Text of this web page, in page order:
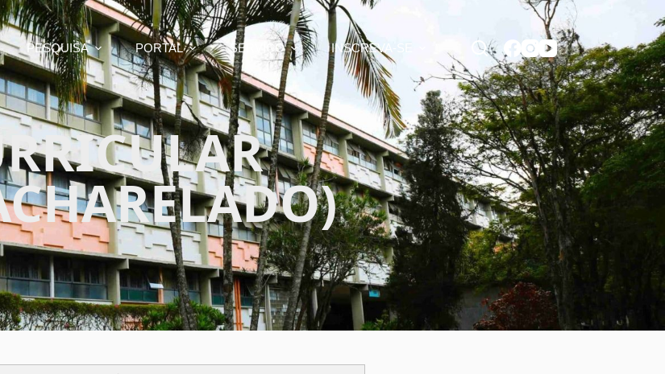
PESQUISA PORTAL SERVIÇO INSCREVA-SE